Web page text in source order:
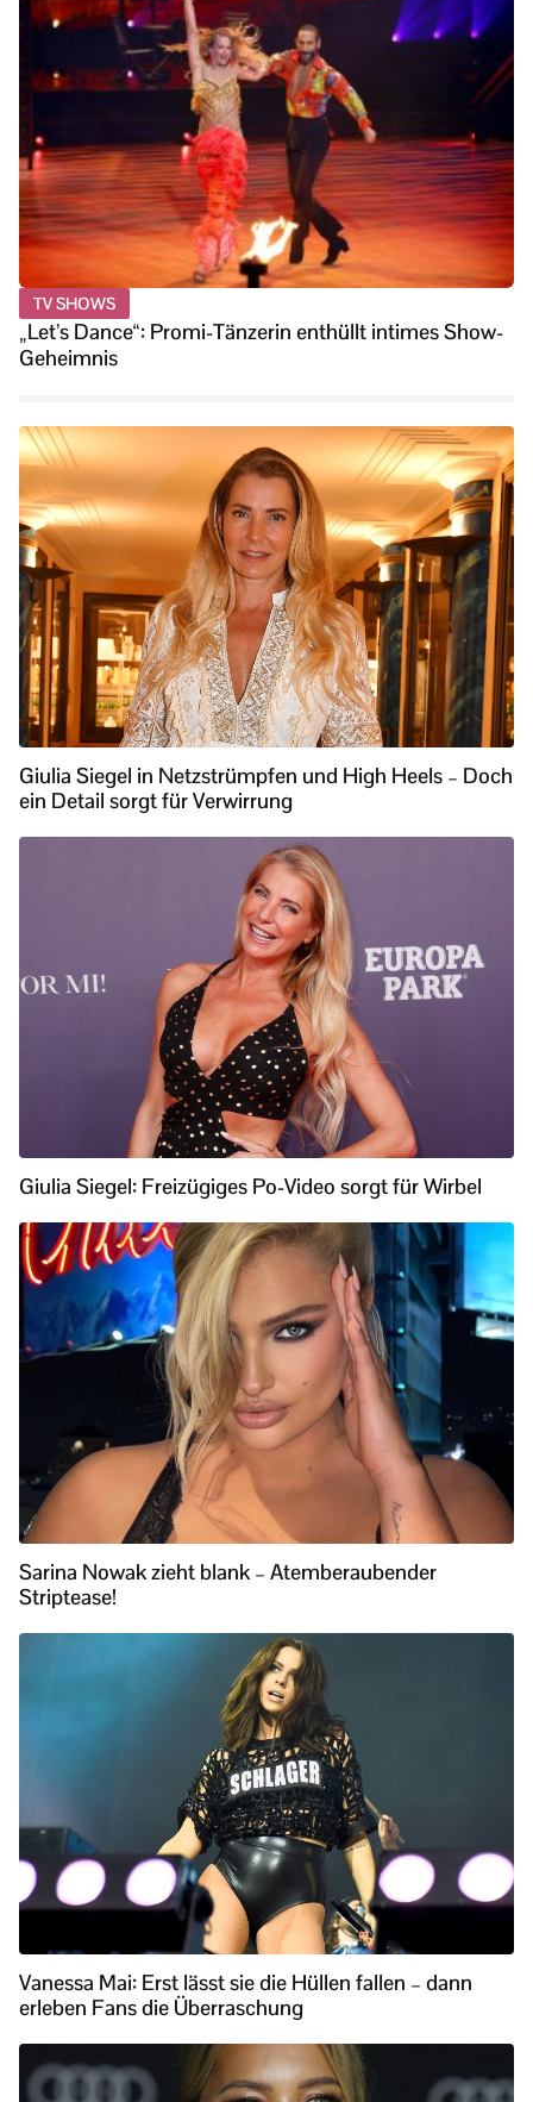
TV SHOWS
„Let’s Dance“: Promi-Tänzerin enthüllt intimes Show-
Geheimnis
Giulia Siegel in Netzstrümpfen und High Heels – Doch
ein Detail sorgt für Verwirrung
Giulia Siegel: Freizügiges Po-Video sorgt für Wirbel
Sarina Nowak zieht blank – Atemberaubender
Striptease!
Vanessa Mai: Erst lässt sie die Hüllen fallen – dann
erleben Fans die Überraschung